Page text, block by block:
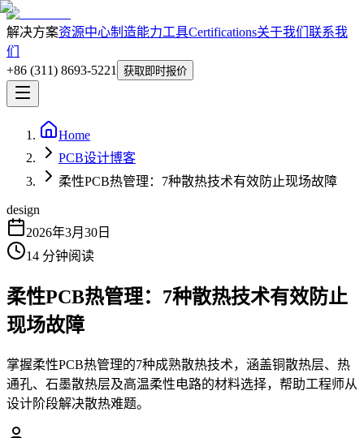
解决方案资源中心制造能力工具Certifications关于我们 联系我
们
+86 (311) 8693-5221
获取即时报价
Home
PCB设计博客
柔性PCB热管理：7种散热技术有效防止现场故障
design
2026年3月30日
14 分钟阅读
柔性PCB热管理：7种散热技术有效防止
现场故障
掌握柔性PCB热管理的7种成熟散热技术，涵盖铜散热层、热
通孔、石墨散热层及高温柔性电路的材料选择，帮助工程师从
设计阶段解决散热难题。